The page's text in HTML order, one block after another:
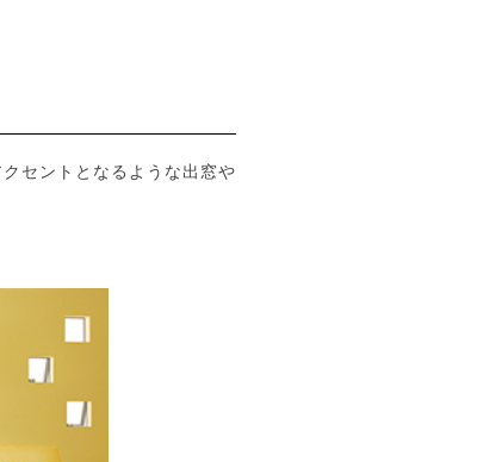
セントとなるような出窓や